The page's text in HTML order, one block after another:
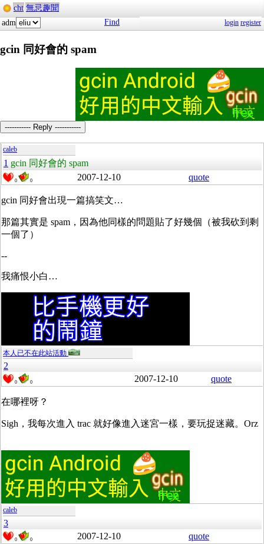
cht 無忌趣聞
adm
Find login register
gcin 同好會的 spam
----------- Reply -----------
caleb
1 gcin 同好會的 spam
0 0 2007-12-10 quote
gcin 同好會出現一篇搞笑文…
那篇其實是 spam，因為他同樣的問題貼了好幾個（被我砍到剩
一個了）
--
我痛恨小白…
本人已不在此站活動
2
0 0 2007-12-10 quote
在哪裡呀？
Sigh，我每次進入 trac 就好像進入迷宮一樣，要玩捉迷藏。Orz
caleb
3
0 0 2007-12-10 quote